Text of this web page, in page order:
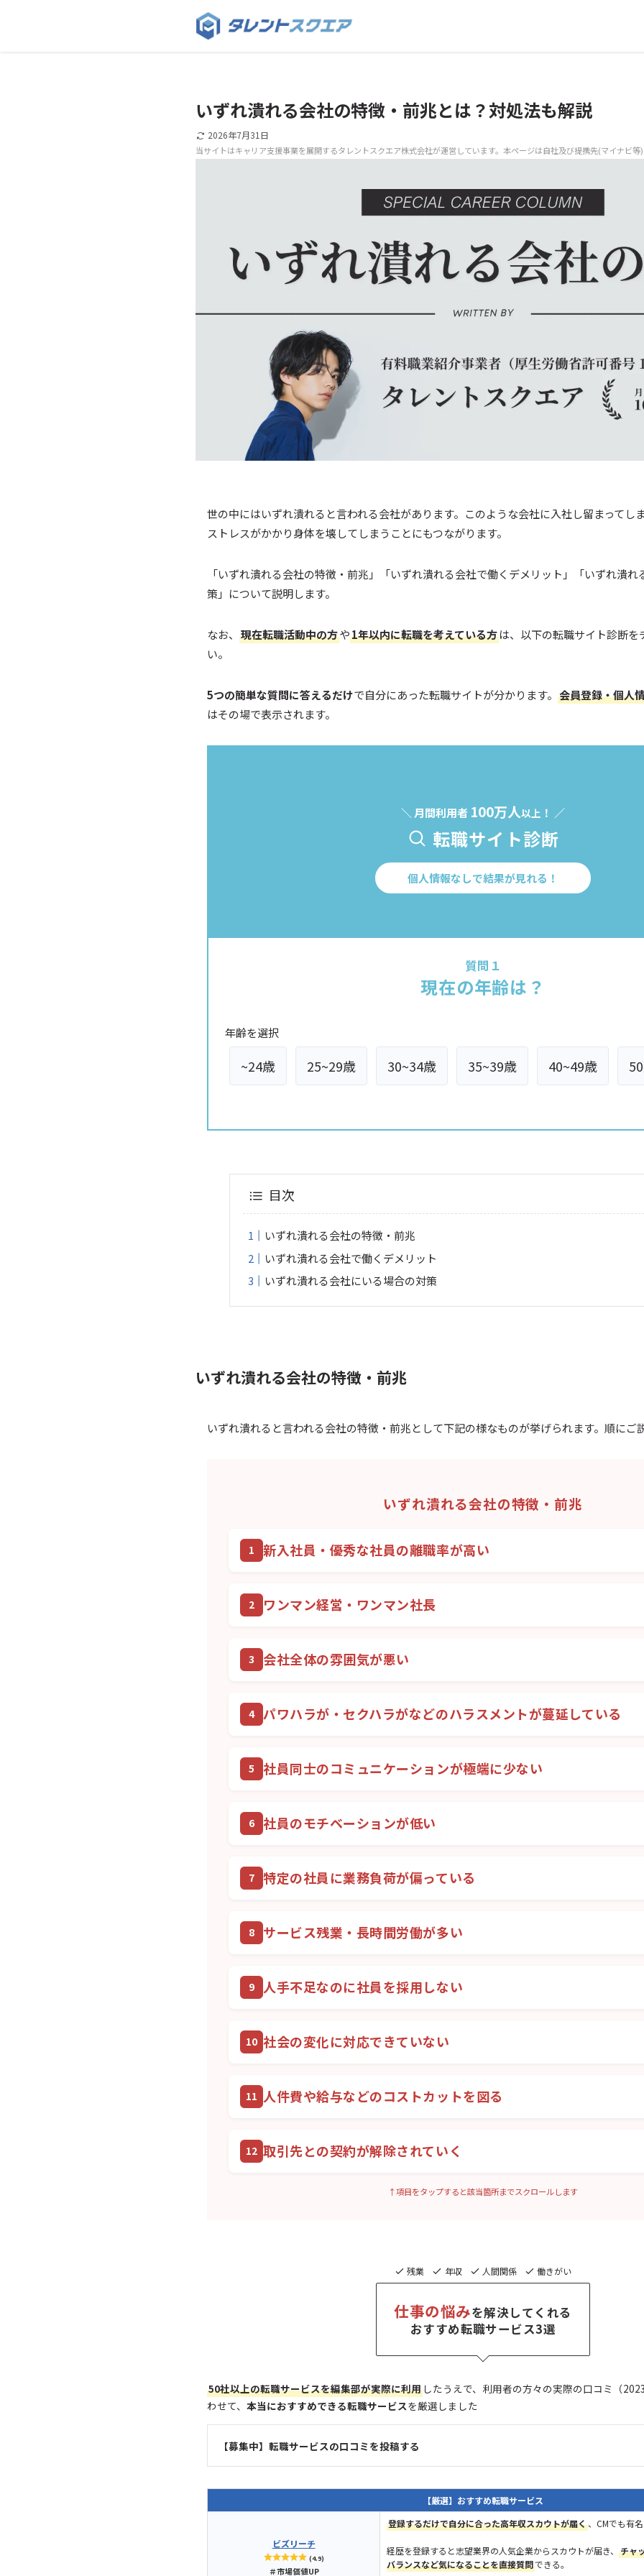
いずれ潰れる会社の特徴・前兆とは？対処法も解説
2026年7月31日
世の中にはいずれ潰れると言われる会社があります。このような会社に入社し留まってし
ストレスがかかり身体を壊してしまうことにもつながります。
「いずれ潰れる会社の特徴・前兆」「いずれ潰れる会社で働くデメリット」「いずれ潰
策」について説明します。
なお、 現在転職活動中の方や1年以内に転職を考えている方は、以下の転職サイト診断
い。
5つの簡単な質問に答えるだけで自分にあった転職サイトが分かります。 会員登録・個人
はその場で表示されます。
＼ 月間利用者 100万人以上 ！ ／
転職サイト診断
個人情報なしで結果が見れる！
質問１
現在の年齢は？
年齢を選択
~24歳 25~29歳 30~34歳 35~39歳 40~49歳
目次
いずれ潰れる会社の特徴・前兆
いずれ潰れる会社で働くデメリット
いずれ潰れる会社にいる場合の対策
いずれ潰れる会社の特徴・前兆
いずれ潰れると言われる会社の特徴・前兆として下記の様なものが挙げられます。順にご
いずれ潰れる会社の特徴・前兆
新入社員・優秀な社員の離職率が高い
ワンマン経営・ワンマン社長
会社全体の雰囲気が悪い
パワハラが・セクハラがなどのハラスメントが蔓延している
社員同士のコミュニケーションが極端に少ない
社員のモチベーションが低い
特定の社員に業務負荷が偏っている
サービス残業・長時間労働が多い
人手不足なのに社員を採用しない
社会の変化に対応できていない
人件費や給与などのコストカットを図る
取引先との契約が解除されていく
↑項目をタップすると該当箇所までスクロールします
残業 年収 人間関係 働きがい
仕事の悩みを解決してくれる
おすすめ転職サービス3選
50社以上の転職サービスを編集部が実際に利用 したうえで、利用者の方々の実際の口コミ（
わせて、 本当におすすめできる転職サービスを厳選しました
【募集中】転職サービスの口コミを投稿する
【厳選】おすすめ転職サービス
ビズリーチ
(4.9)
＃市場価値UP
登録するだけで自分に合った高年収スカウトが届く、CMでも有
経歴を登録すると志望業界の人気企業からスカウトが届き、
チャ
バランスなど気になることを直接質問できる。